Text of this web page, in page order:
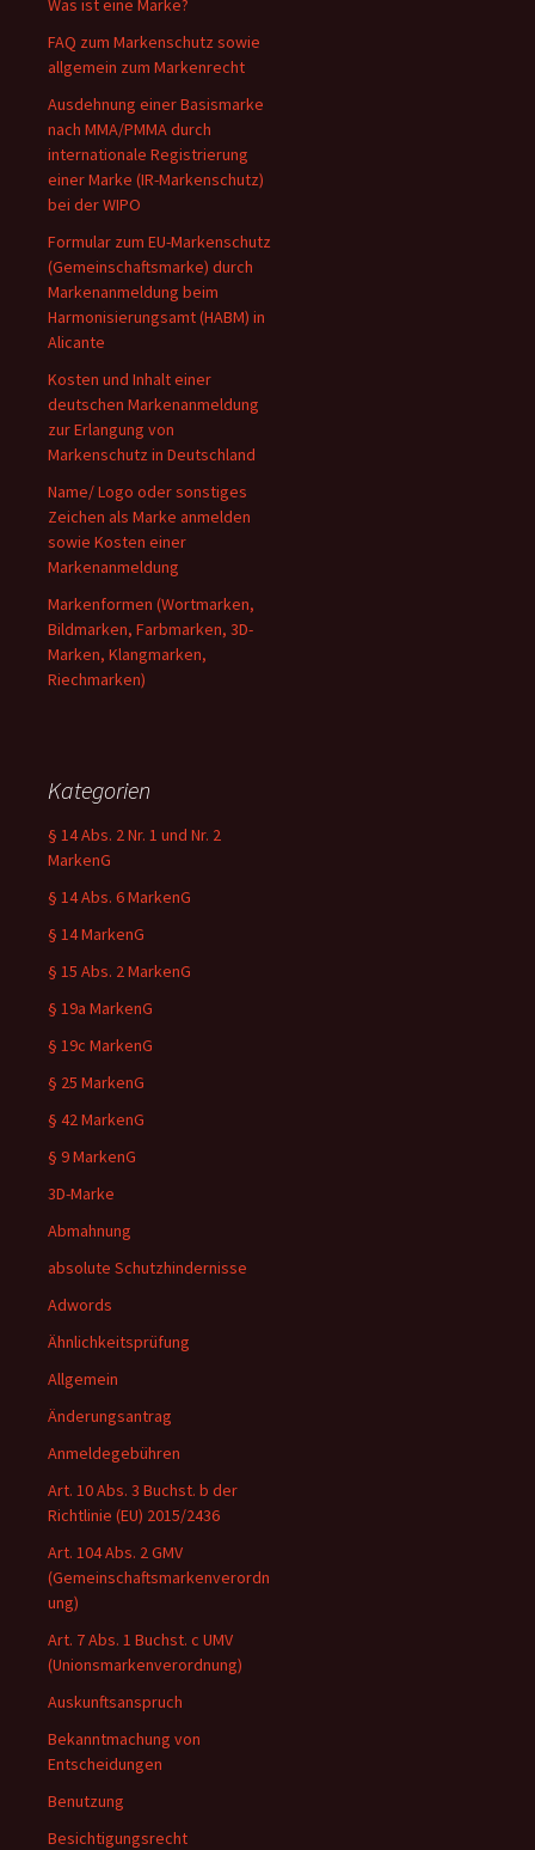
Was ist eine Marke?
FAQ zum Markenschutz sowie
allgemein zum Markenrecht
Ausdehnung einer Basismarke
nach MMA/PMMA durch
internationale Registrierung
einer Marke (IR-Markenschutz)
bei der WIPO
Formular zum EU-Markenschutz
(Gemeinschaftsmarke) durch
Markenanmeldung beim
Harmonisierungsamt (HABM) in
Alicante
Kosten und Inhalt einer
deutschen Markenanmeldung
zur Erlangung von
Markenschutz in Deutschland
Name/ Logo oder sonstiges
Zeichen als Marke anmelden
sowie Kosten einer
Markenanmeldung
Markenformen (Wortmarken,
Bildmarken, Farbmarken, 3D-
Marken, Klangmarken,
Riechmarken)
Kategorien
§ 14 Abs. 2 Nr. 1 und Nr. 2
MarkenG
§ 14 Abs. 6 MarkenG
§ 14 MarkenG
§ 15 Abs. 2 MarkenG
§ 19a MarkenG
§ 19c MarkenG
§ 25 MarkenG
§ 42 MarkenG
§ 9 MarkenG
3D-Marke
Abmahnung
absolute Schutzhindernisse
Adwords
Ähnlichkeitsprüfung
Allgemein
Änderungsantrag
Anmeldegebühren
Art. 10 Abs. 3 Buchst. b der
Richtlinie (EU) 2015/2436
Art. 104 Abs. 2 GMV
(Gemeinschaftsmarkenverordn
ung)
Art. 7 Abs. 1 Buchst. c UMV
(Unionsmarkenverordnung)
Auskunftsanspruch
Bekanntmachung von
Entscheidungen
Benutzung
Besichtigungsrecht